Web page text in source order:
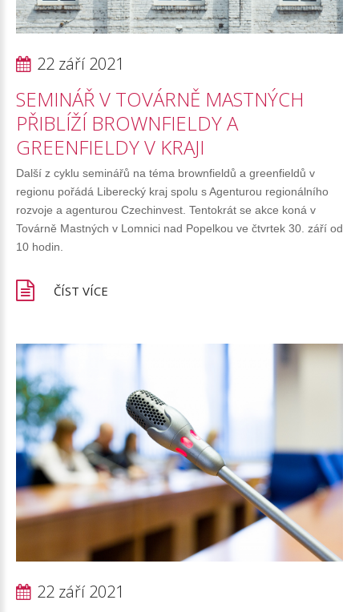
22 září 2021
SEMINÁŘV TOVÁRNĚ MASTNÝCH
PŘIBLÍŽÍ BROWNFIELDYA
GREENFIELDYV KRAJI
Další z cyklu seminářů na téma brownfieldů a greenfieldů v
regionu pořádá Liberecký kraj spolu s Agenturou regionálního
rozvoje a agenturou Czechinvest. Tentokrát se akce koná v
Továrně Mastných v Lomnici nad Popelkou ve čtvrtek 30. září od
10 hodin.
ČÍST VÍCE
22 září 2021